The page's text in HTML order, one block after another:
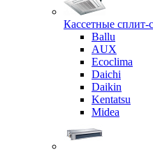
Кассетные сплит-
Ballu
AUX
Ecoclima
Daichi
Daikin
Kentatsu
Midea